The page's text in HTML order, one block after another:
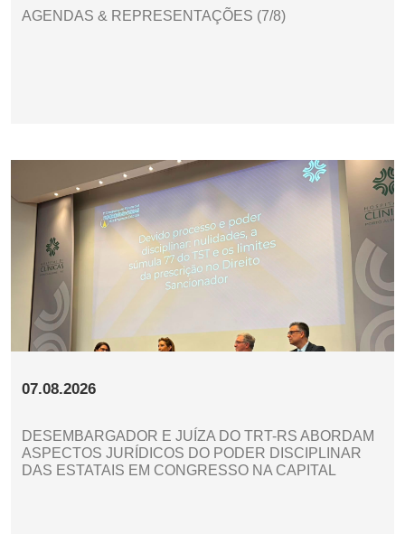
AGENDAS & REPRESENTAÇÕES (7/8)
07.08.2026
DESEMBARGADOR E JUÍZA DO TRT-RS ABORDAM
ASPECTOS JURÍDICOS DO PODER DISCIPLINAR
DAS ESTATAIS EM CONGRESSO NA CAPITAL